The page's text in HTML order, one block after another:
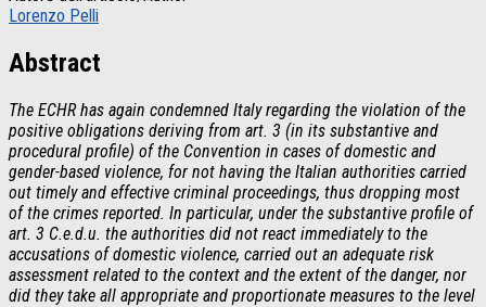
Lorenzo Pelli
Abstract
The ECHR has again condemned Italy regarding the violation of the
positive obligations deriving from art. 3 (in its substantive and
procedural profile) of the Convention in cases of domestic and
gender-based violence, for not having the Italian authorities carried
out timely and effective criminal proceedings, thus dropping most
of the crimes reported. In particular, under the substantive profile of
art. 3 C.e.d.u. the authorities did not react immediately to the
accusations of domestic violence, carried out an adequate risk
assessment related to the context and the extent of the danger, nor
did they take all appropriate and proportionate measures to the level